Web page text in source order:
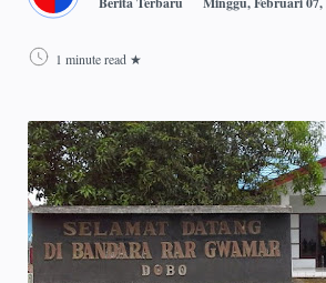
1 minute read